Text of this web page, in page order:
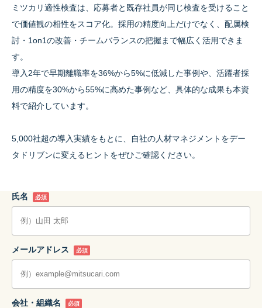
ミツカリ適性検査は、応募者と既存社員が同じ検査を受けること
で価値観の相性をスコア化。採用の精度向上だけでなく、配属検
討・1on1の改善・チームバランスの把握まで幅広く活用できま
す。
導入2年で早期離職率を36%から5%に低減した事例や、活躍者採
用の精度を30%から55%に高めた事例など、具体的な成果も本資
料で紹介しています。
5,000社超の導入実績をもとに、自社の人材マネジメントをデー
タドリブンに変えるヒントをぜひご確認ください。
氏名 必須
メールアドレス 必須
会社・組織名 必須